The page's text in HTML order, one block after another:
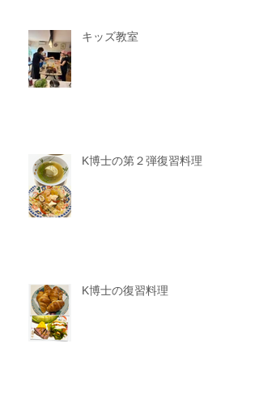
キッズ教室
K博士の第２弾復習料理
K博士の復習料理